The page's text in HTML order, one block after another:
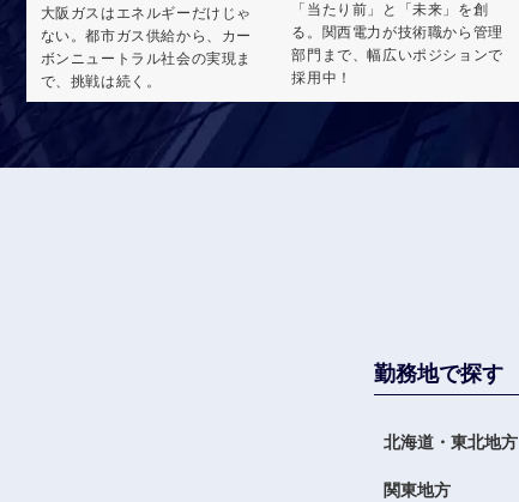
大阪ガスはエネルギーだけじゃ
ない。都市ガス供給から、カー
ボンニュートラル社会の実現ま
で、挑戦は続く。
「当たり前」と「未来」を創
る。関西電力が技術職から管理
部門まで、幅広いポジションで
採用中！
勤務地で探す
北海道・東北地方
関東地方